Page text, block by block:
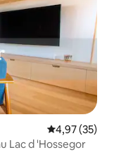
Vlerësimi
4,97 (35)
Lac d 'Hossegor